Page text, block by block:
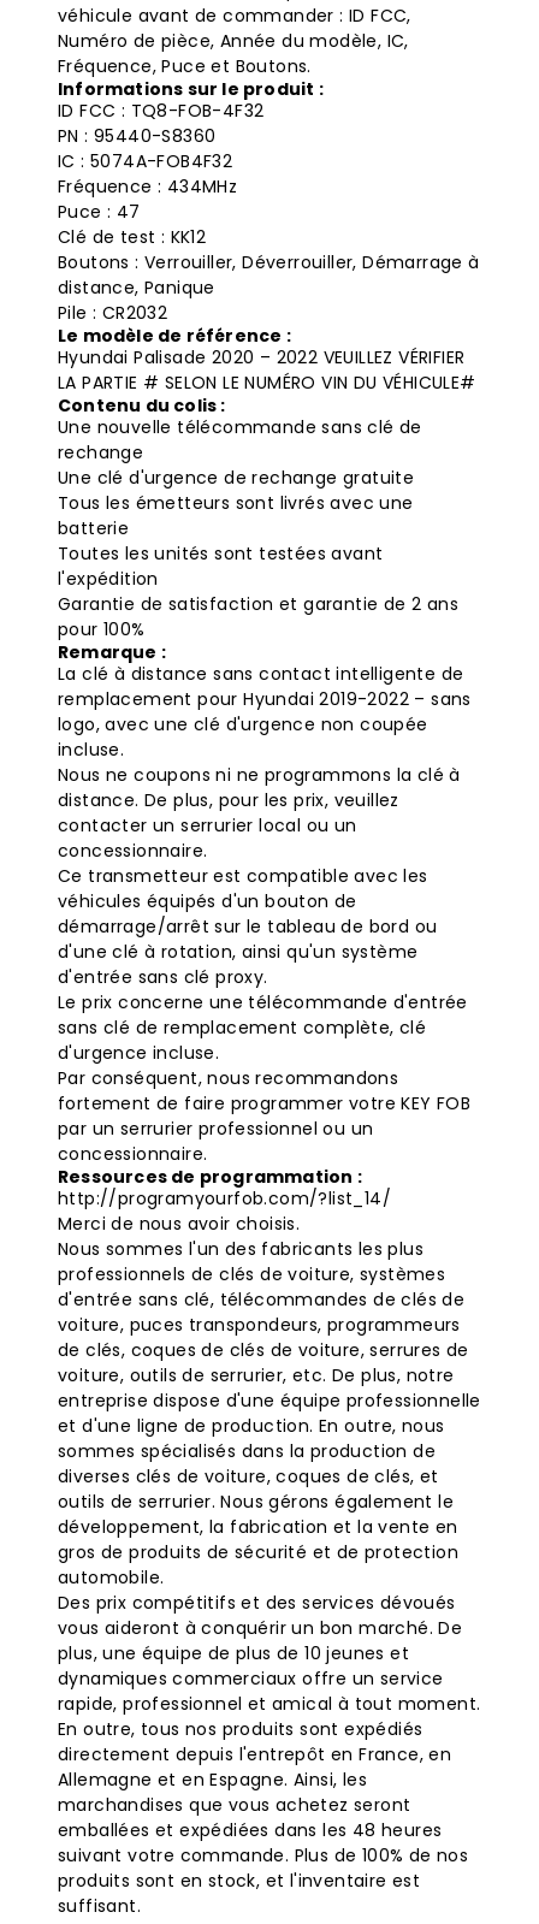
véhicule avant de commander : ID FCC,
Numéro de pièce, Année du modèle, IC,
Fréquence, Puce et Boutons.
Informations sur le produit :
ID FCC : TQ8-FOB-4F32
PN : 95440-S8360
IC : 5074A-FOB4F32
Fréquence : 434MHz
Puce : 47
Clé de test : KK12
Boutons : Verrouiller, Déverrouiller, Démarrage à
distance, Panique
Pile : CR2032
Le modèle de référence :
Hyundai Palisade 2020 – 2022 VEUILLEZ VÉRIFIER
LA PARTIE # SELON LE NUMÉRO VIN DU VÉHICULE#
Contenu du colis :
Une nouvelle télécommande sans clé de
rechange
Une clé d'urgence de rechange gratuite
Tous les émetteurs sont livrés avec une
batterie
Toutes les unités sont testées avant
l'expédition
Garantie de satisfaction et garantie de 2 ans
pour 100%
Remarque :
La clé à distance sans contact intelligente de
remplacement pour Hyundai 2019-2022 – sans
logo, avec une clé d'urgence non coupée
incluse.
Nous ne coupons ni ne programmons la clé à
distance. De plus, pour les prix, veuillez
contacter un serrurier local ou un
concessionnaire.
Ce transmetteur est compatible avec les
véhicules équipés d'un bouton de
démarrage/arrêt sur le tableau de bord ou
d'une clé à rotation, ainsi qu'un système
d'entrée sans clé proxy.
Le prix concerne une télécommande d'entrée
sans clé de remplacement complète, clé
d'urgence incluse.
Par conséquent, nous recommandons
fortement de faire programmer votre KEY FOB
par un serrurier professionnel ou un
concessionnaire.
Ressources de programmation :
http://programyourfob.com/?list_14/
Merci de nous avoir choisis.
Nous sommes l'un des fabricants les plus
professionnels de clés de voiture, systèmes
d'entrée sans clé, télécommandes de clés de
voiture, puces transpondeurs, programmeurs
de clés, coques de clés de voiture, serrures de
voiture, outils de serrurier, etc. De plus, notre
entreprise dispose d'une équipe professionnelle
et d'une ligne de production. En outre, nous
sommes spécialisés dans la production de
diverses clés de voiture, coques de clés, et
outils de serrurier. Nous gérons également le
développement, la fabrication et la vente en
gros de produits de sécurité et de protection
automobile.
Des prix compétitifs et des services dévoués
vous aideront à conquérir un bon marché. De
plus, une équipe de plus de 10 jeunes et
dynamiques commerciaux offre un service
rapide, professionnel et amical à tout moment.
En outre, tous nos produits sont expédiés
directement depuis l'entrepôt en France, en
Allemagne et en Espagne. Ainsi, les
marchandises que vous achetez seront
emballées et expédiées dans les 48 heures
suivant votre commande. Plus de 100% de nos
produits sont en stock, et l'inventaire est
suffisant.